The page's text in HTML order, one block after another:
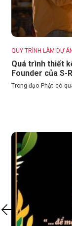
QUY TRÌNH LÀM DỰ ÁN
Quá trình thiết
Founder của S-
Trong đạo Phật có